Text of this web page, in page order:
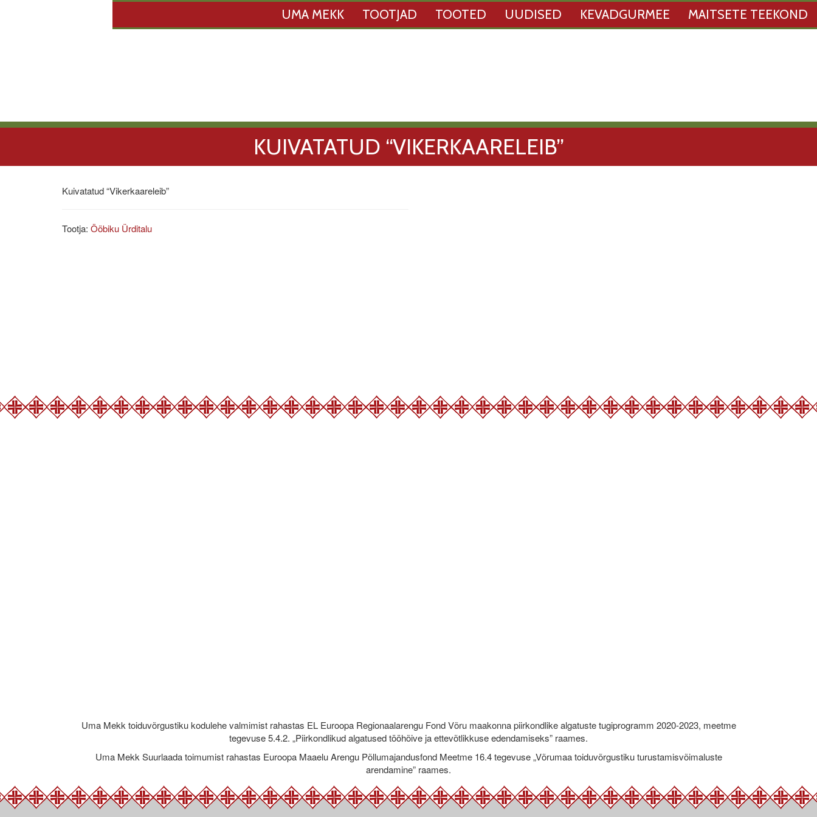
UMA MEKK TOOTJAD TOOTED UUDISED KEVADGURMEE MAITSETE TEEKOND
KUIVATATUD “VIKERKAARELEIB”
Kuivatatud “Vikerkaareleib”
Tootja: Ööbiku Ürditalu
Uma Mekk toiduvõrgustiku kodulehe valmimist rahastas EL Euroopa Regionaalarengu Fond Võru maakonna piirkondlike algatuste tugiprogramm 2020-2023, meetme
tegevuse 5.4.2. „Piirkondlikud algatused tööhõive ja ettevõtlikkuse edendamiseks” raames.
Uma Mekk Suurlaada toimumist rahastas Euroopa Maaelu Arengu Põllumajandusfond Meetme 16.4 tegevuse „Võrumaa toiduvõrgustiku turustamisvõimaluste
arendamine” raames.